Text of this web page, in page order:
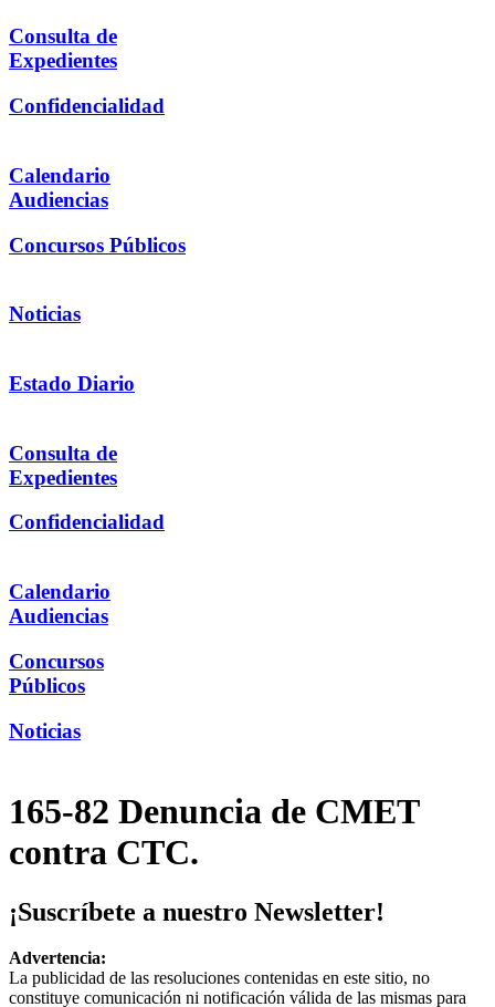
Consulta de
Expedientes
Confidencialidad
Calendario
Audiencias
Concursos Públicos
Noticias
Estado Diario
Consulta de
Expedientes
Confidencialidad
Calendario
Audiencias
Concursos
Públicos
Noticias
165-82 Denuncia de CMET
contra CTC.
¡Suscríbete a nuestro Newsletter!
Advertencia:
La publicidad de las resoluciones contenidas en este sitio, no
constituye comunicación ni notificación válida de las mismas para